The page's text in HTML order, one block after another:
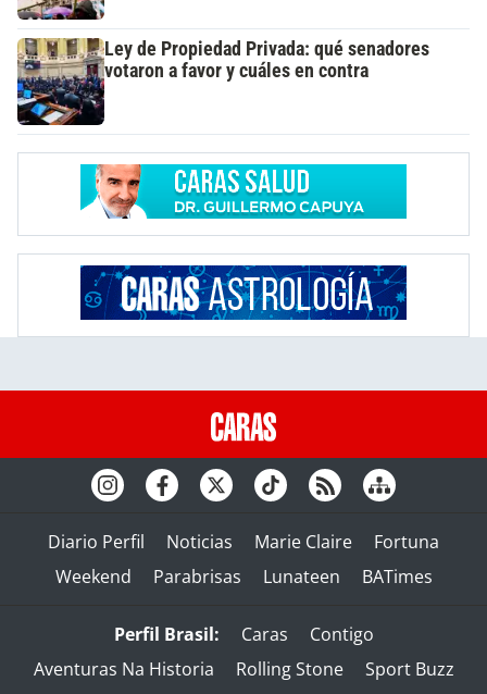
Ley de Propiedad Privada: qué senadores
votaron a favor y cuáles en contra
Diario Perfil Noticias Marie Claire
Fortuna
Weekend
Parabrisas Lunateen BATimes
Perfil Brasil: Caras
Contigo
Aventuras Na Historia
Rolling Stone
Sport Buzz